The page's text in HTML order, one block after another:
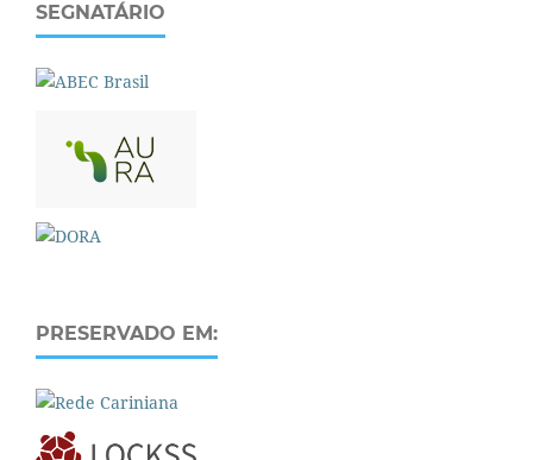
SEGNATÁRIO
PRESERVADO EM: